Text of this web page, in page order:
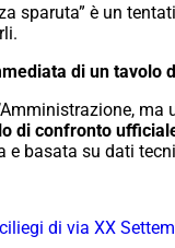
sparuta” è un
di un tavolo
di confronto
e basata su dati
ciliegi di via XX